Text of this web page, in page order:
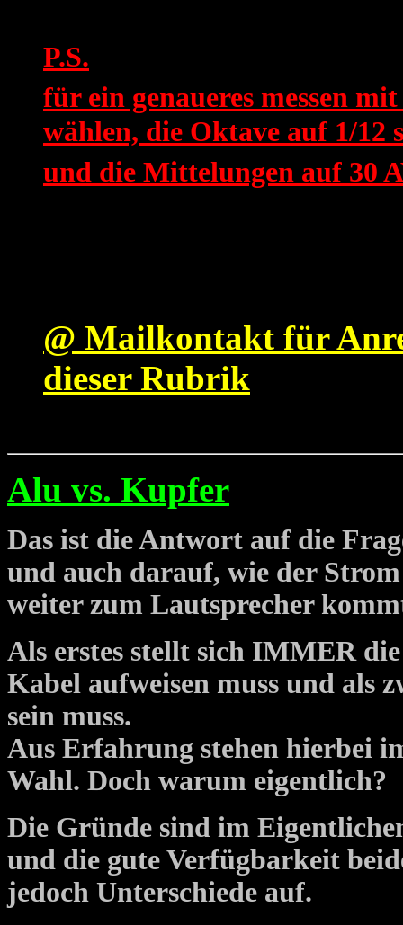
P.S.
für ein genaueres messen
wählen, die Oktave auf 1/12
und die Mittelungen auf 30
@ Mailkontakt für
dieser Rubrik
Alu vs. Kupfer
Das ist die Antwort auf die
und auch darauf, wie der
weiter zum Lautsprecher
Als erstes stellt sich IMMER
Kabel aufweisen muss und als
sein muss.
Aus Erfahrung stehen hierbei
Wahl. Doch warum eigentlich?
Die Gründe sind im
und die gute Verfügbarkeit
jedoch Unterschiede auf.